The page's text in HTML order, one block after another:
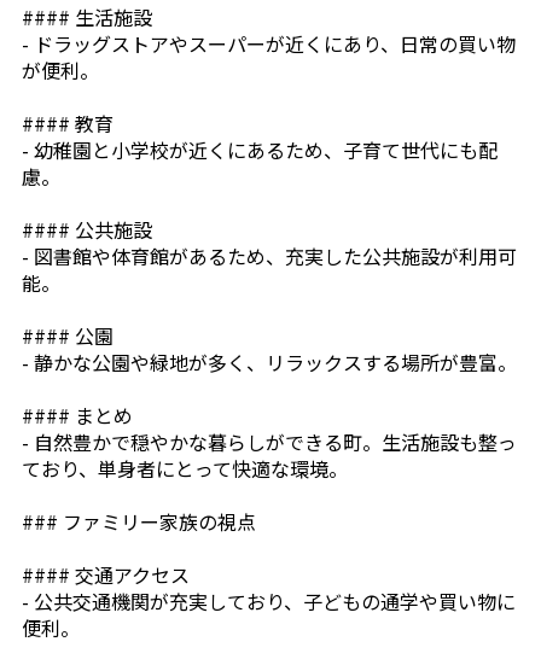
#### 生活施設
- ドラッグストアやスーパーが近くにあり、日常の買い物
が便利。
#### 教育
- 幼稚園と小学校が近くにあるため、子育て世代にも配
慮。
#### 公共施設
- 図書館や体育館があるため、充実した公共施設が利用可
能。
#### 公園
- 静かな公園や緑地が多く、リラックスする場所が豊富。
#### まとめ
- 自然豊かで穏やかな暮らしができる町。生活施設も整っ
ており、単身者にとって快適な環境。
### ファミリー家族の視点
#### 交通アクセス
- 公共交通機関が充実しており、子どもの通学や買い物に
便利。